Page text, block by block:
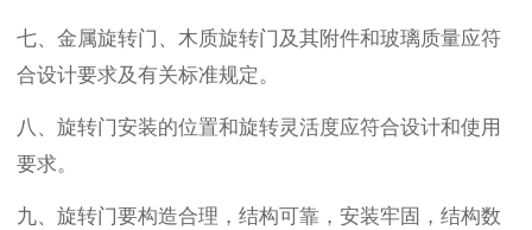
七、 金属旋转门、木质旋转门及其附件和玻璃质量应符
合设计要求及有关标准规定。
八、 旋转门安装的位置和旋转灵活度应符合设计和使用
要求。
九、旋转门要构造合理，结构可靠，安装牢固，结构数